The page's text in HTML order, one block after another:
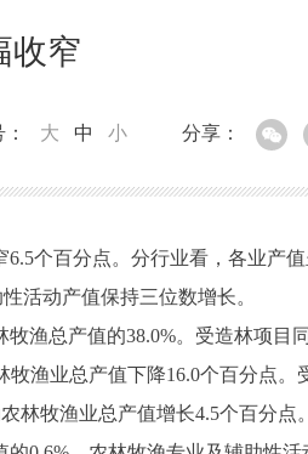
收窄
分享：
： 大 中 小
个百分点。分行业看，各业产值
活动产值保持三位数增长。
渔总产值的38.0%。受造林项目
渔业总产值下降16.0个百分点。
林牧渔业总产值增长4.5个百分点